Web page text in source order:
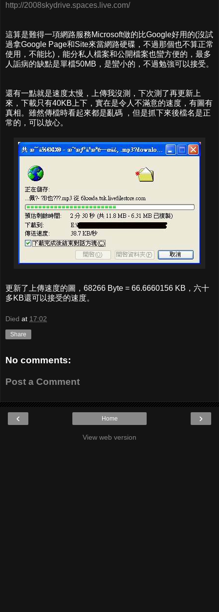
http://2008skydrive.spaces.live.com/
這算是難得一項網路服務Microsoft做的比Google好用的(沒試
過拿Google Page和Site來當網路硬碟，不過那個也不算正常
使用，不能比)，能分私人檔案和公開檔案也蠻方便的，最多
人詬病的缺點是單檔50MB，是蠻小的，不過勉強可以接受。
還有一點就是速度太慢，上傳我沒測，下次測了再更新上
來，下載只有40KB上下，實在是令人不滿意的速度，有圖有
真相。雖然傳檔時看起來都是亂碼 ，但是抓下來後檔名是正
常的，可以放心。
更新了上傳速度的圖，68266 Byte = 66.6660156 KB，六十
多KB還可以接受的速度。
Died at 17:02
Share
No comments:
Post a Comment
‹ ›
Home
View web version